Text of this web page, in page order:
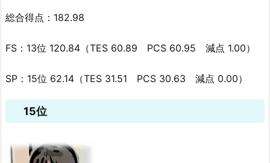
総合得点：182.98
FS：13位 120.84（TES 60.89 PCS 60.95 減点 1.00）
SP：15位 62.14（TES 31.51 PCS 30.63 減点 0.00）
15位